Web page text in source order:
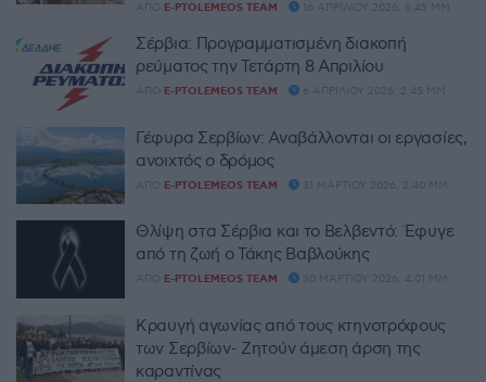
ΑΠΌ E-PTOLEMEOS TEAM 16 ΑΠΡΙΛΊΟΥ 2026, 6:45 ΜΜ
Σέρβια: Προγραμματισμένη διακοπή
ρεύματος την Τετάρτη 8 Απριλίου
ΑΠΌ E-PTOLEMEOS TEAM 6 ΑΠΡΙΛΊΟΥ 2026, 2:45 ΜΜ
Γέφυρα Σερβίων: Αναβάλλονται οι εργασίες,
ανοιχτός ο δρόμος
ΑΠΌ E-PTOLEMEOS TEAM 31 ΜΑΡΤΊΟΥ 2026, 2:40 ΜΜ
Θλίψη στα Σέρβια και το Βελβεντό: Έφυγε
από τη ζωή ο Τάκης Βαβλούκης
ΑΠΌ E-PTOLEMEOS TEAM 30 ΜΑΡΤΊΟΥ 2026, 4:01 ΜΜ
Κραυγή αγωνίας από τους κτηνοτρόφους
των Σερβίων- Ζητούν άμεση άρση της
καραντίνας